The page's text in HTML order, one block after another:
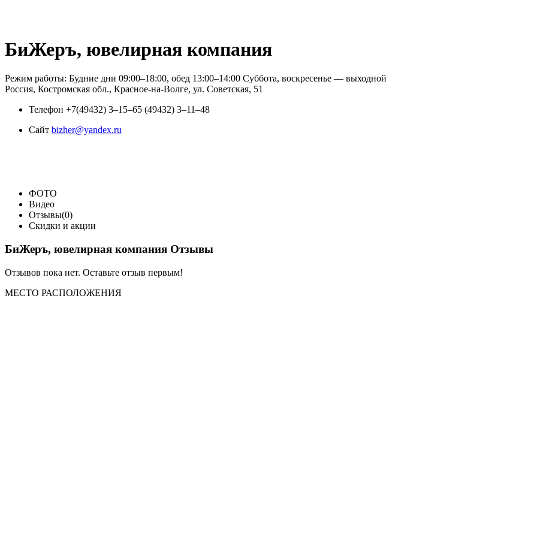
БиЖеръ, ювелирная компания
Режим работы: Будние дни 09:00–18:00, обед 13:00–14:00 Суббота, воскресенье — выходной
Россия, Костромская обл., Красное-на-Волге, ул. Советская, 51
Телефон +7(49432) 3‒15‒65 (49432) 3‒11‒48
Сайт bizher@yandex.ru
ФОТО
Видео
Отзывы(0)
Скидки и акции
БиЖеръ, ювелирная компания Отзывы
Отзывов пока нет. Оставьте отзыв первым!
МЕСТО РАСПОЛОЖЕНИЯ